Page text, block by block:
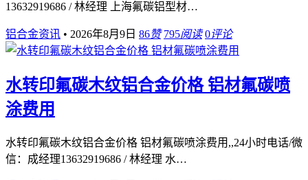
13632919686 / 林经理 上海氟碳铝型材…
铝合金资讯 • 2026年8月9日 86赞 795阅读 0评论
水转印氟碳木纹铝合金价格 铝材氟碳喷
涂费用
水转印氟碳木纹铝合金价格 铝材氟碳喷涂费用,,24小时电话/微
信：成经理13632919686 / 林经理 水…